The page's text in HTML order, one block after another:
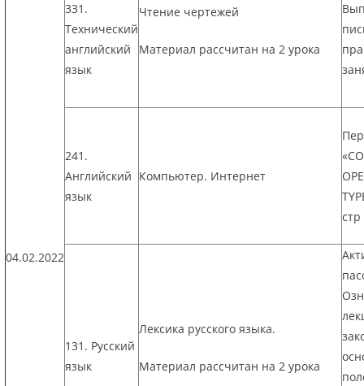
04.02.2022
331.
Технический
английский
язык
Чтение чертежей
Материал рассчитан на 2 урока
241.
Английский
язык
Компьютер. Интернет
131. Русский
язык
Лексика русского языка.
Материал рассчитан на 2 урока